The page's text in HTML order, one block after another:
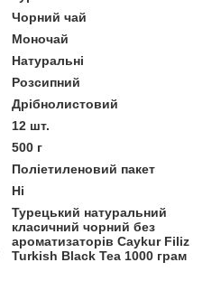
Чорний чай
Моночай
Натуральні
Розсипний
Дрібнолистовий
12 шт.
500 г
Поліетиленовий пакет
Ні
Турецький натуральний
класичний чорний без
ароматизаторів Caykur Filiz
Turkish Black Tea 1000 грам